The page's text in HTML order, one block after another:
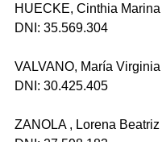
HUECKE, Cinthia Marina
DNI: 35.569.304
VALVANO, María Virginia
DNI: 30.425.405
ZANOLA , Lorena Beatriz
DNI: 27.598.183